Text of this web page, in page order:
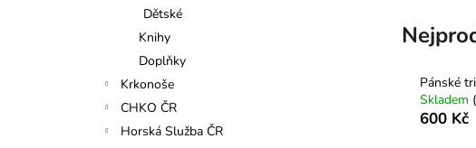
Dětské
Knihy
Doplňky
Krkonoše
CHKO ČR
Horská Služba ČR
Pánské
Skladem (
600 Kč